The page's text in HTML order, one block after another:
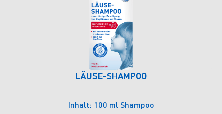
LÄUSE-SHAMPOO
Inhalt: 100 ml Shampoo